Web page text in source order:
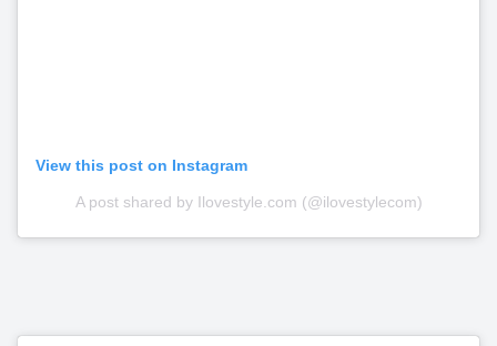
View this post on Instagram
A post shared by Ilovestyle.com (@ilovestylecom)